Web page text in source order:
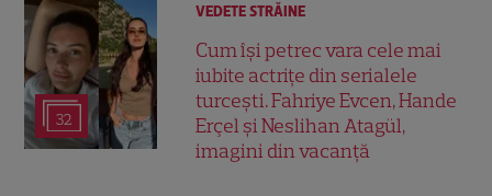
32
VEDETE STRĂINE
Cum își petrec vara cele mai
iubite actrițe din serialele
turcești. Fahriye Evcen, Hande
Erçel și Neslihan Atagül,
imagini din vacanță